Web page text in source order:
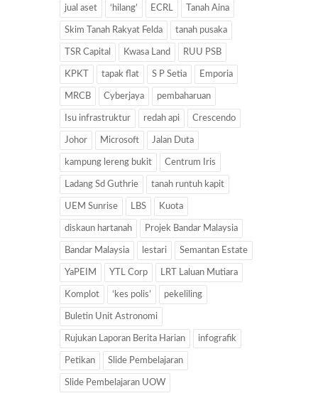
jual aset ‘hilang’ ECRL Tanah Aina
Skim Tanah Rakyat Felda tanah pusaka
TSR Capital Kwasa Land RUU PSB
KPKT tapak flat S P Setia Emporia
MRCB Cyberjaya pembaharuan
Isu infrastruktur redah api Crescendo
Johor Microsoft Jalan Duta
kampung lereng bukit Centrum Iris
Ladang Sd Guthrie tanah runtuh kapit
UEM Sunrise LBS Kuota
diskaun hartanah Projek Bandar Malaysia
Bandar Malaysia lestari Semantan Estate
YaPEIM YTL Corp LRT Laluan Mutiara
Komplot ‘kes polis’ pekeliling
Buletin Unit Astronomi
Rujukan Laporan Berita Harian infografik
Petikan Slide Pembelajaran
Slide Pembelajaran UOW